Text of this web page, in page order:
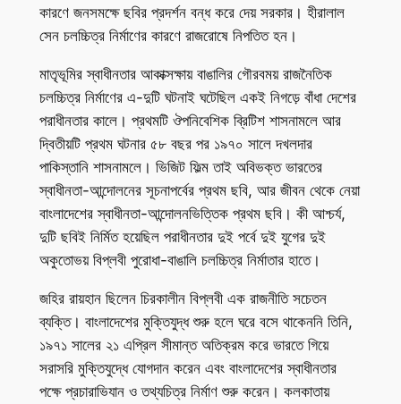
কারণে জনসমক্ষে ছবির প্রদর্শন বন্ধ করে দেয় সরকার। হীরালাল
সেন চলচ্চিত্র নির্মাণের কারণে রাজরোষে নিপতিত হন।
মাতৃভূমির স্বাধীনতার আকাক্সক্ষায় বাঙালির গৌরবময় রাজনৈতিক
চলচ্চিত্র নির্মাণের এ-দুটি ঘটনাই ঘটেছিল একই নিগড়ে বাঁধা দেশের
পরাধীনতার কালে। প্রথমটি ঔপনিবেশিক ব্রিটিশ শাসনামলে আর
দ্বিতীয়টি প্রথম ঘটনার ৫৮ বছর পর ১৯৭০ সালে দখলদার
পাকিস্তানি শাসনামলে। ভিজিট ফিল্ম তাই অবিভক্ত ভারতের
স্বাধীনতা-আন্দোলনের সূচনাপর্বের প্রথম ছবি, আর জীবন থেকে নেয়া
বাংলাদেশের স্বাধীনতা-আন্দোলনভিত্তিক প্রথম ছবি। কী আশ্চর্য,
দুটি ছবিই নির্মিত হয়েছিল পরাধীনতার দুই পর্বে দুই যুগের দুই
অকুতোভয় বিপ্লবী পুরোধা-বাঙালি চলচ্চিত্র নির্মাতার হাতে।
জহির রায়হান ছিলেন চিরকালীন বিপ্লবী এক রাজনীতি সচেতন
ব্যক্তি। বাংলাদেশের মুক্তিযুদ্ধ শুরু হলে ঘরে বসে থাকেননি তিনি,
১৯৭১ সালের ২১ এপ্রিল সীমান্ত অতিক্রম করে ভারতে গিয়ে
সরাসরি মুক্তিযুদ্ধে যোগদান করেন এবং বাংলাদেশের স্বাধীনতার
পক্ষে প্রচারাভিযান ও তথ্যচিত্র নির্মাণ শুরু করেন। কলকাতায়